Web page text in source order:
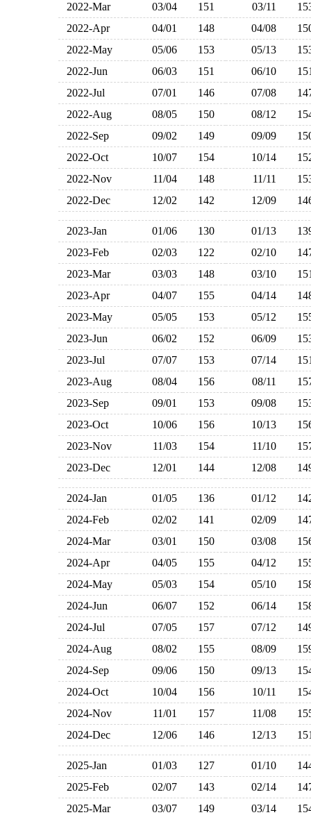
2022-Mar
03/04 151 03/11
2022-Apr
04/01 148 04/08
2022-May
05/06 153 05/13
2022-Jun
06/03 151 06/10
2022-Jul
07/01 146 07/08
2022-Aug
08/05 150 08/12
2022-Sep
09/02 149 09/09
2022-Oct
10/07 154 10/14
2022-Nov
11/04 148 11/11
2022-Dec
12/02 142 12/09
2023-Jan 01/06 130 01/13
2023-Feb
02/03 122 02/10
2023-Mar
03/03 148 03/10
2023-Apr
04/07 155 04/14
2023-May
05/05 153 05/12
2023-Jun
06/02 152 06/09
2023-Jul
07/07 153 07/14
2023-Aug
08/04 156 08/11
2023-Sep
09/01 153 09/08
2023-Oct
10/06 156 10/13
2023-Nov
11/03 154 11/10
2023-Dec
12/01 144 12/08
2024-Jan 01/05 136 01/12
2024-Feb
02/02 141 02/09
2024-Mar
03/01 150 03/08
2024-Apr
04/05 155 04/12
2024-May
05/03 154 05/10
2024-Jun
06/07 152 06/14
2024-Jul
07/05 157 07/12
2024-Aug
08/02 155 08/09
2024-Sep
09/06 150 09/13
2024-Oct
10/04 156 10/11
2024-Nov
11/01 157 11/08
2024-Dec
12/06 146 12/13
2025-Jan 01/03 127 01/10
2025-Feb
02/07 143 02/14
2025-Mar
03/07 149 03/14